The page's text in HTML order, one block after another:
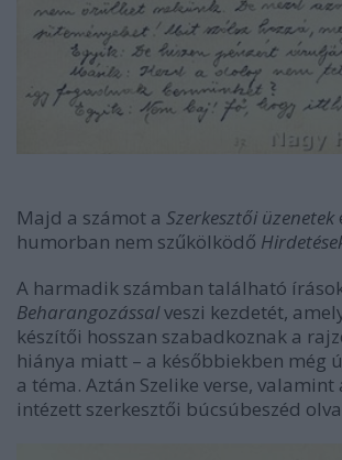
Majd a számot a Szerkesztői üzenetek
humorban nem szűkölködő
A harmadik számban található
Beharangozássalveszi kezdetét,
készítői hosszan szabadkoznak a
hiánya miatt – a későbbiekben még
a téma. Aztán Szelike verse, valamint
intézett szerkesztői búcsúbeszéd